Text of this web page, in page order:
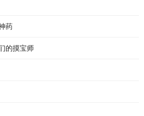
药
的摸宝师